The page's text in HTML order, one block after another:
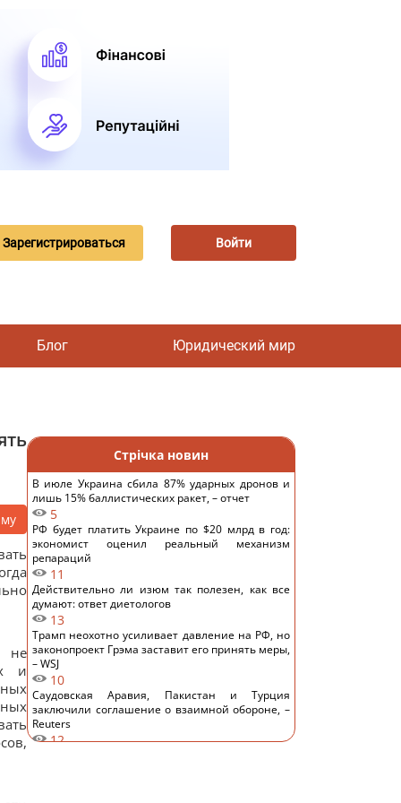
Зарегистрироваться Войти
Блог Юридический мир
не
и
Стрічка новин
В июле Украина сбила 87% ударных дронов и
лишь 15% баллистических ракет, – отчет
5
РФ будет платить Украине по $20 млрд в год:
экономист оценил реальный механизм
репараций
11
Действительно ли изюм так полезен, как все
думают: ответ диетологов
13
Трамп неохотно усиливает давление на РФ, но
законопроект Грэма заставит его принять меры,
– WSJ
10
Саудовская Аравия, Пакистан и Турция
заключили соглашение о взаимной обороне, –
Reuters
12